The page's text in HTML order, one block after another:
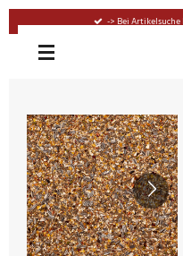
springen
-> Bei